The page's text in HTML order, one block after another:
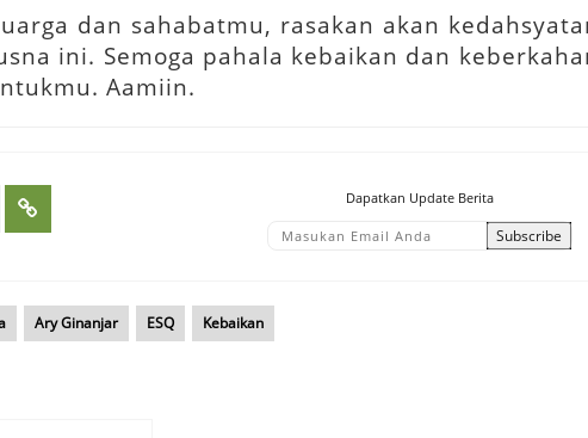
dan sahabatmu, rasakan akan
ini. Semoga pahala kebaikan dan
Aamiin.
Dapatkan Update Berita
Ary Ginanjar ESQ Kebaikan